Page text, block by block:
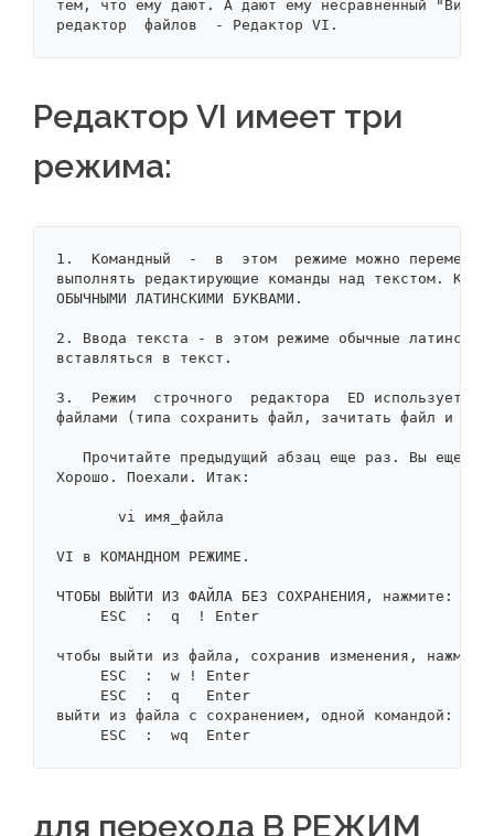
тем, что ему дают. А дают ему несравненный
редактор  файлов  - Редактор VI.
Редактор VI имеет три
режима:
1.  Командный  -  в  этом  режиме можно
выполнять редактирующие команды над текстом.
ОБЫЧНЫМИ ЛАТИНСКИМИ БУКВАМИ.
2. Ввода текста - в этом режиме обычные
вставляться в текст.
3.  Режим  строчного  редактора  ED используется
файлами (типа сохранить файл, зачитать файл и
Прочитайте предыдущий абзац еще раз. Вы еще
Хорошо. Поехали. Итак:
       vi имя_файла
VI в КОМАНДНОМ РЕЖИМЕ.
ЧТОБЫ ВЫЙТИ ИЗ ФАЙЛА БЕЗ СОХРАНЕНИЯ, нажмите:
     ESC  :  q  ! Enter
чтобы выйти из файла, сохранив изменения,
     ESC  :  w ! Enter
     ESC  :  q   Enter
выйти из файла с сохранением, одной командой:
     ESC  :  wq  Enter
для перехода В РЕЖИМ